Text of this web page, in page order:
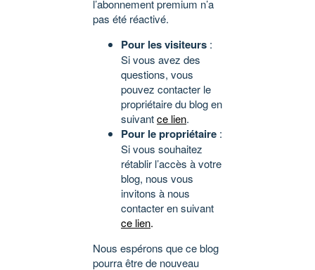
l’abonnement premium n’a
pas été réactivé.
Pour les visiteurs :
Si vous avez des
questions, vous
pouvez contacter le
propriétaire du blog en
suivantce lien.
Pour le propriétaire :
Si vous souhaitez
rétablir l’accès à votre
blog, nous vous
invitons à nous
contacter en suivant
ce lien.
Nous espérons que ce blog
pourra être de nouveau